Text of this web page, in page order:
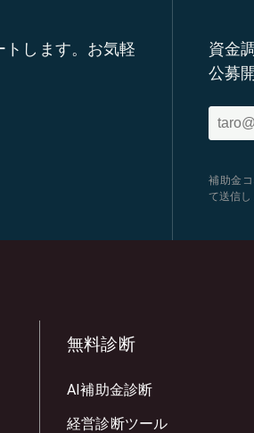
トします。お気軽
資金
公募
補助金
て送信し
無料診断
AI補助金診断
経営診断ツール